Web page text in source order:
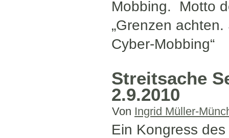
Mobbing. Motto
„Grenzen
Cyber-Mobbing“
Streitsache
2.9.2010
Von Ingrid Müller-
Ein Kongress